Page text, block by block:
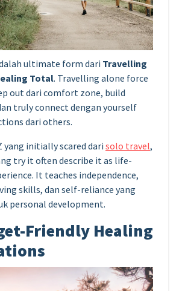
ultimate form dari Travelling
Total. Travelling alone force
out dari comfort zone, build
truly connect dengan yourself
dari others.
yang initially scared dari solo travel,
try it often describe it as life-
It teaches independence,
skills, dan self-reliance yang
personal development.
Friendly Healing